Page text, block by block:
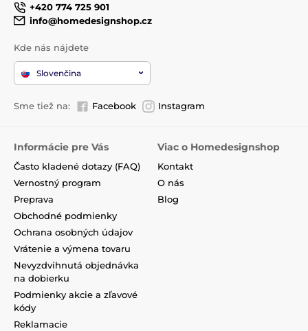
+420 774 725 901
info@homedesignshop.cz
Kde nás nájdete
Slovenčina
Sme tiež na: Facebook Instagram
Informácie pre Vás
Často kladené dotazy (FAQ)
Vernostný program
Preprava
Obchodné podmienky
Ochrana osobných údajov
Vrátenie a výmena tovaru
Nevyzdvihnutá objednávka
na dobierku
Podmienky akcie a zľavové
kódy
Reklamacie
Viac o Homedesignshop
Kontakt
O nás
Blog